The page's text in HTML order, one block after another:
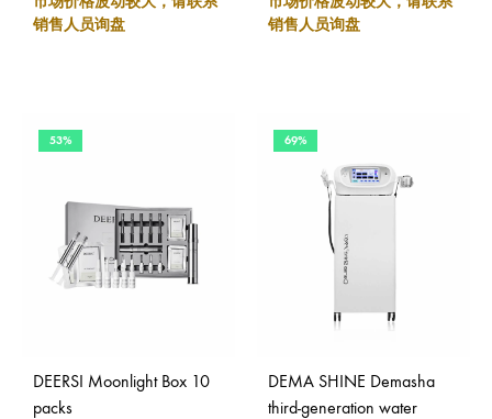
销售人员询盘
销售人员询盘
53%
DEERSI Moonlight Box 10
packs
69%
DEMA SHINE Demasha
third-generation water